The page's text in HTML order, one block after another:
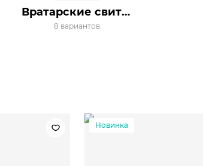
Вратарские свитеры
8 вариантов
Новинка